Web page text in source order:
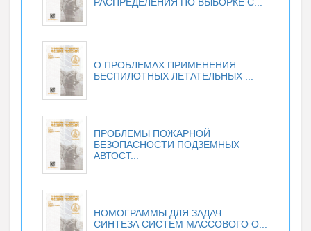
О ПРОБЛЕМАХ ПРИМЕНЕНИЯ
БЕСПИЛОТНЫХ ЛЕТАТЕЛЬНЫХ ...
ПРОБЛЕМЫ ПОЖАРНОЙ
БЕЗОПАСНОСТИ ПОДЗЕМНЫХ
АВТОСТ...
НОМОГРАММЫ ДЛЯ ЗАДАЧ
СИНТЕЗА СИСТЕМ МАССОВОГО О...